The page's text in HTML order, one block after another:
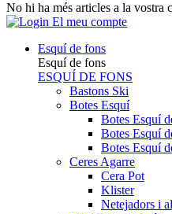
No hi ha més articles a la vostra
El meu compte
Esquí de fons
Esquí de fons
ESQUÍ DE FONS
Bastons Ski
Botes Esquí
Botes Esquí
Botes Esquí
Botes Esquí
Ceres Agarre
Cera Pot
Klister
Netejadors i